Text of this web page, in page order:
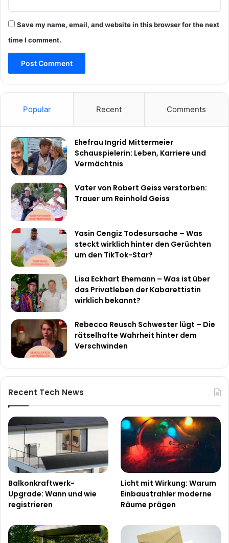
Save my name, email, and website in this browser for the next
time I comment.
Popular Recent Comments
Ehefrau Ingrid Mittermeier
Schauspielerin: Leben, Karriere und
Vermächtnis
Vater von Robert Geiss verstorben:
Trauer um Reinhold Geiss
Yasin Cengiz Todesursache – Was
steckt wirklich hinter den Gerüchten
um den TikTok-Star?
Lisa Eckhart Ehemann – Was ist über
das Privatleben der Kabarettistin
wirklich bekannt?
Rebecca Reusch Schwester lügt – Die
rätselhafte Wahrheit hinter dem
Verschwinden
Recent Tech News
Balkonkraftwerk-
Upgrade: Wann und wie
registrieren
Licht mit Wirkung: Warum
Einbaustrahler moderne
Räume prägen